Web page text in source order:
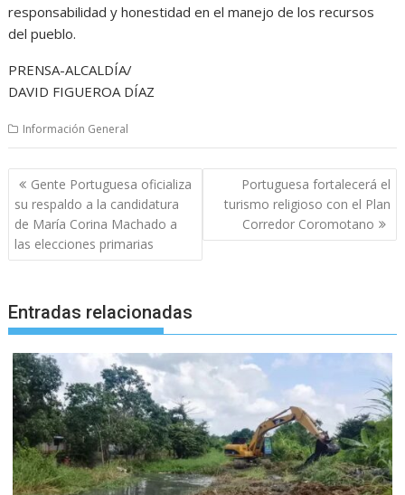
responsabilidad y honestidad en el manejo de los recursos
del pueblo.
PRENSA-ALCALDÍA/
DAVID FIGUEROA DÍAZ
Información General
Navegación
de
entradas
Gente Portuguesa oficializa
su respaldo a la candidatura
de María Corina Machado a
las elecciones primarias
Portuguesa fortalecerá el
turismo religioso con el Plan
Corredor Coromotano
Entradas relacionadas